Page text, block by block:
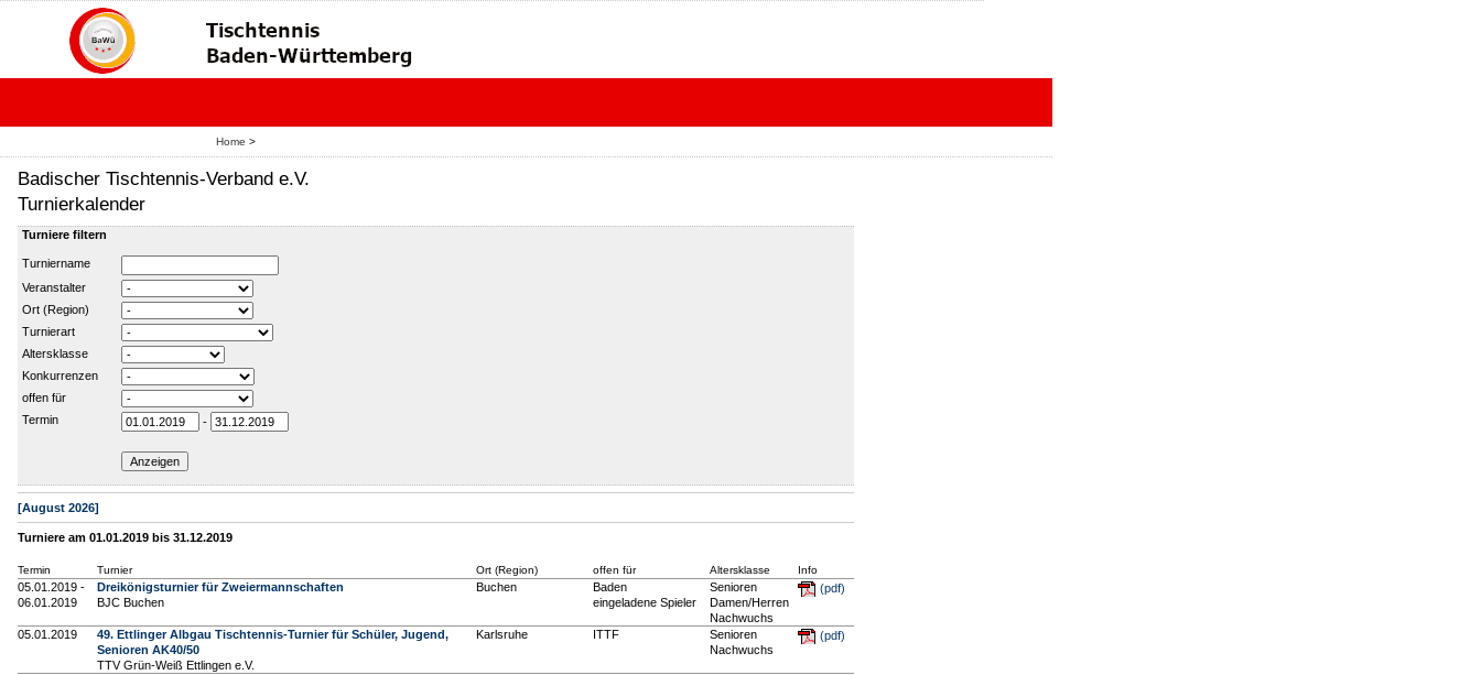
Home >
Badischer Tischtennis-Verband e.V.
Turnierkalender
Turniere filtern
Turniername
Veranstalter
Ort (Region)
Turnierart
Altersklasse
Konkurrenzen
offen für
Termin
-
[August 2026]
Turniere am 01.01.2019 bis 31.12.2019
Termin Turnier Ort (Region) offen für Altersklasse Info
05.01.2019 -
06.01.2019
Dreikönigsturnier für Zweiermannschaften
BJC Buchen
Buchen
Baden
eingeladene Spieler
Senioren
Damen/Herren
Nachwuchs
(pdf)
05.01.2019
49. Ettlinger Albgau Tischtennis-Turnier für Schüler, Jugend,
Senioren AK40/50
TTV Grün-Weiß Ettlingen e.V.
Karlsruhe ITTF
Senioren
Nachwuchs
(pdf)